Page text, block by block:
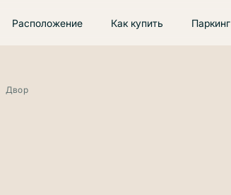
Расположение Как купить Паркинг
Двор